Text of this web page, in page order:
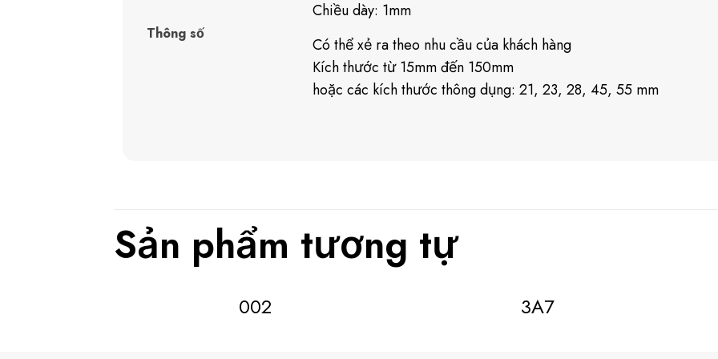
Thông số
Chiều dày: 1mm
Có thể xẻ ra theo nhu cầu của khách hàng
Kích thước từ 15mm đến 150mm
hoặc các kích thước thông dụng: 21, 23, 28, 45, 55 mm
Sản phẩm tương tự
002 3A7